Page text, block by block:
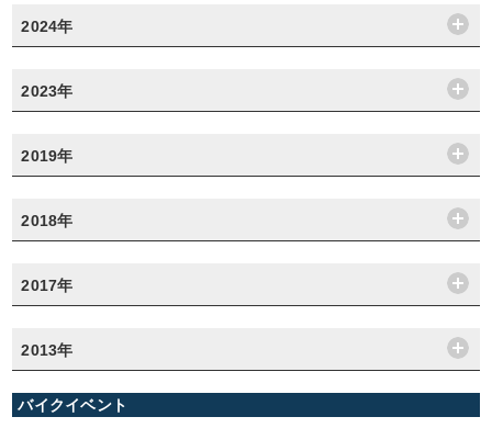
2024年
2023年
2019年
2018年
2017年
2013年
バイクイベント